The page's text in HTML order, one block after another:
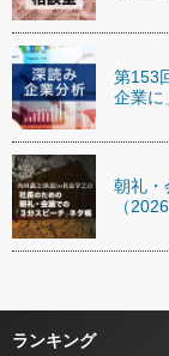
第153
企業に
朝礼・
（
ランキング